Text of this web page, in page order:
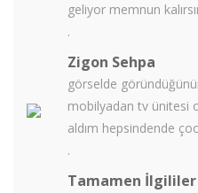
geliyor memnun
.
Zigon Sehpa
görselde
mobilyadan tv ünitesi
aldım hepsindende
.
Tamamen